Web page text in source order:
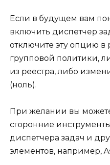
Если в будущем вам
включить диспетчер
отключите эту опцию в
групповой политики,
из реестра, либо
(ноль).
При желании вы
сторонние
диспетчера задач и
элементов, например,